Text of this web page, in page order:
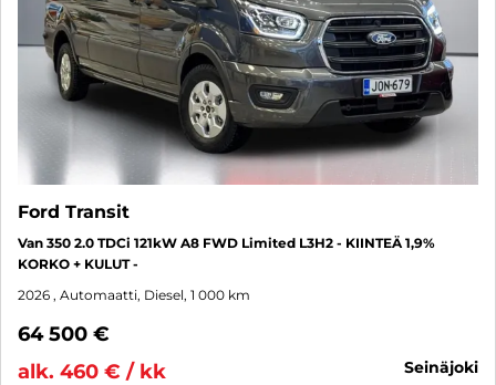
Ford Transit
Van 350 2.0 TDCi 121kW A8 FWD Limited L3H2 - KIINTEÄ 1,9%
KORKO + KULUT -
2026 , Automaatti, Diesel, 1 000 km
64 500 €
alk. 460 € / kk
seinäjoki